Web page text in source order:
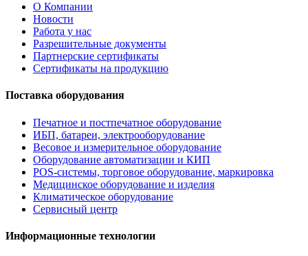
О Компании
Новости
Работа у нас
Разрешительные документы
Партнерские сертификаты
Сертификаты на продукцию
Поставка оборудования
Печатное и постпечатное оборудование
ИБП, батареи, электрооборудование
Весовое и измерительное оборудование
Оборудование автоматизации и КИП
POS-системы, торговое оборудование, маркировка
Медицинское оборудование и изделия
Климатическое оборудование
Сервисный центр
Информационные технологии